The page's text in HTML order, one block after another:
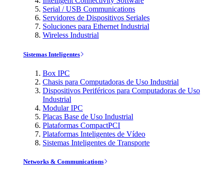
Serial / USB Communications
Servidores de Dispositivos Seriales
Soluciones para Ethernet Industrial
Wireless Industrial
Sistemas Inteligentes
Box IPC
Chasis para Computadoras de Uso Industrial
Dispositivos Periféricos para Computadoras de Uso
Industrial
Modular IPC
Placas Base de Uso Industrial
Plataformas CompactPCI
Plataformas Inteligentes de Vídeo
Sistemas Inteligentes de Transporte
Networks & Communications